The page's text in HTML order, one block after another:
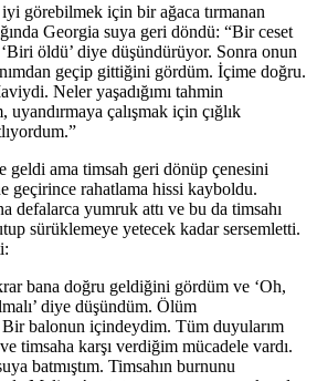
görebilmek için bir ağaca tırmanan
Georgia suya geri döndü: “Bir ceset
öldü’ diye düşündürüyor. Sonra onun
geçip gittiğini gördüm. İçime doğru.
Neler yaşadığımı tahmin
çalışmak için çığlık
geldi ama timsah geri dönüp çenesini
geçirince rahatlama hissi kayboldu.
defalarca yumruk attı ve bu da timsahı
sürüklemeye yetecek kadar sersemletti.
bana doğru geldiğini gördüm ve ‘Oh,
diye düşündüm. Ölüm
Bir balonun içindeydim. Tüm duyularım
timsaha karşı verdiğim mücadele vardı.
batmıştım. Timsahın burnunu